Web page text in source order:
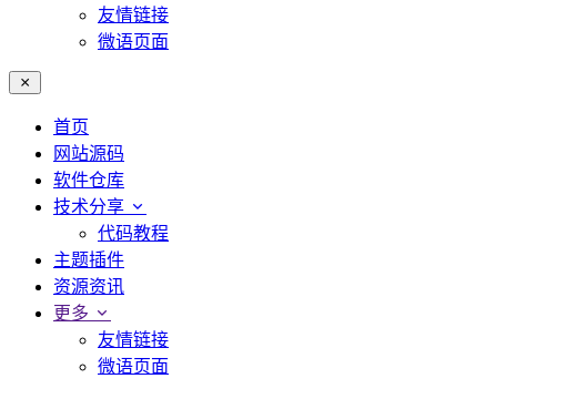
友情链接
微语页面
首页
网站源码
软件仓库
技术分享
代码教程
主题插件
资源资讯
更多
友情链接
微语页面